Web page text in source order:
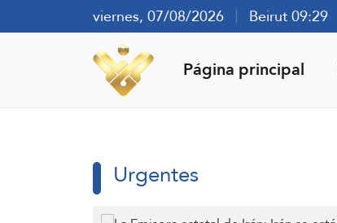
viernes, 07/08/2026 Beirut 09:29
Página principal
Urgentes